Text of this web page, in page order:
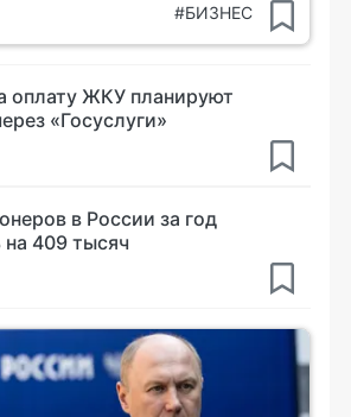
#БИЗНЕС
оплату ЖКУ планируют
«Госуслуги»
в России за год
на 409 тысяч